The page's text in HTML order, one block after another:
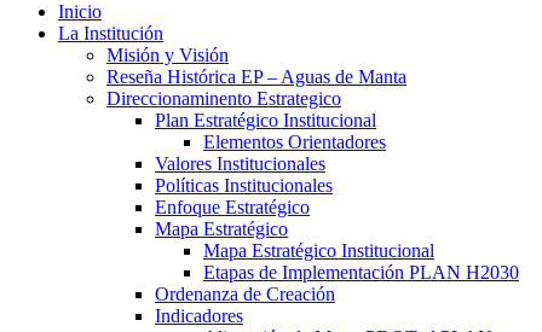
Inicio
La Institución
Misión y Visión
Reseña Histórica EP – Aguas de Manta
Direccionaminento Estrategico
Plan Estratégico Institucional
Elementos Orientadores
Valores Institucionales
Políticas Institucionales
Enfoque Estratégico
Mapa Estratégico
Mapa Estratégico Institucional
Etapas de Implementación PLAN H2030
Ordenanza de Creación
Indicadores